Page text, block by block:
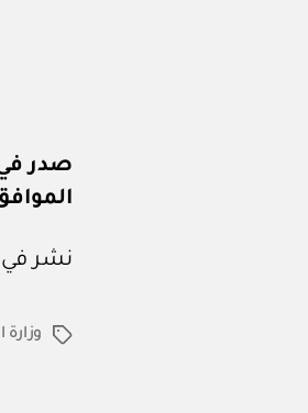
صدر في: ٢٦ من ذو القعدة
الموافق: ١٣ من مايو
نشر في عدد
الوسوموزارة